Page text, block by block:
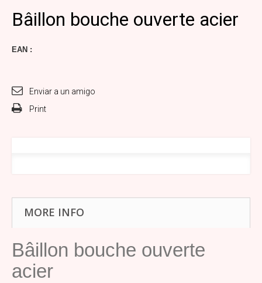
Bâillon bouche ouverte acier
EAN :
Enviar a un amigo
Print
MORE INFO
Bâillon bouche ouverte
acier